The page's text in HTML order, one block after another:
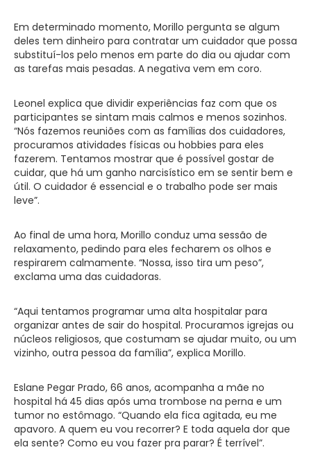
Em determinado momento, Morillo pergunta se algum
deles tem dinheiro para contratar um cuidador que possa
substituí-los pelo menos em parte do dia ou ajudar com
as tarefas mais pesadas. A negativa vem em coro.
Leonel explica que dividir experiências faz com que os
participantes se sintam mais calmos e menos sozinhos.
“Nós fazemos reuniões com as famílias dos cuidadores,
procuramos atividades físicas ou hobbies para eles
fazerem. Tentamos mostrar que é possível gostar de
cuidar, que há um ganho narcisístico em se sentir bem e
útil. O cuidador é essencial e o trabalho pode ser mais
leve”.
Ao final de uma hora, Morillo conduz uma sessão de
relaxamento, pedindo para eles fecharem os olhos e
respirarem calmamente. “Nossa, isso tira um peso”,
exclama uma das cuidadoras.
“Aqui tentamos programar uma alta hospitalar para
organizar antes de sair do hospital. Procuramos igrejas ou
núcleos religiosos, que costumam se ajudar muito, ou um
vizinho, outra pessoa da família”, explica Morillo.
Eslane Pegar Prado, 66 anos, acompanha a mãe no
hospital há 45 dias após uma trombose na perna e um
tumor no estômago. “Quando ela fica agitada, eu me
apavoro. A quem eu vou recorrer? E toda aquela dor que
ela sente? Como eu vou fazer pra parar? É terrível”.